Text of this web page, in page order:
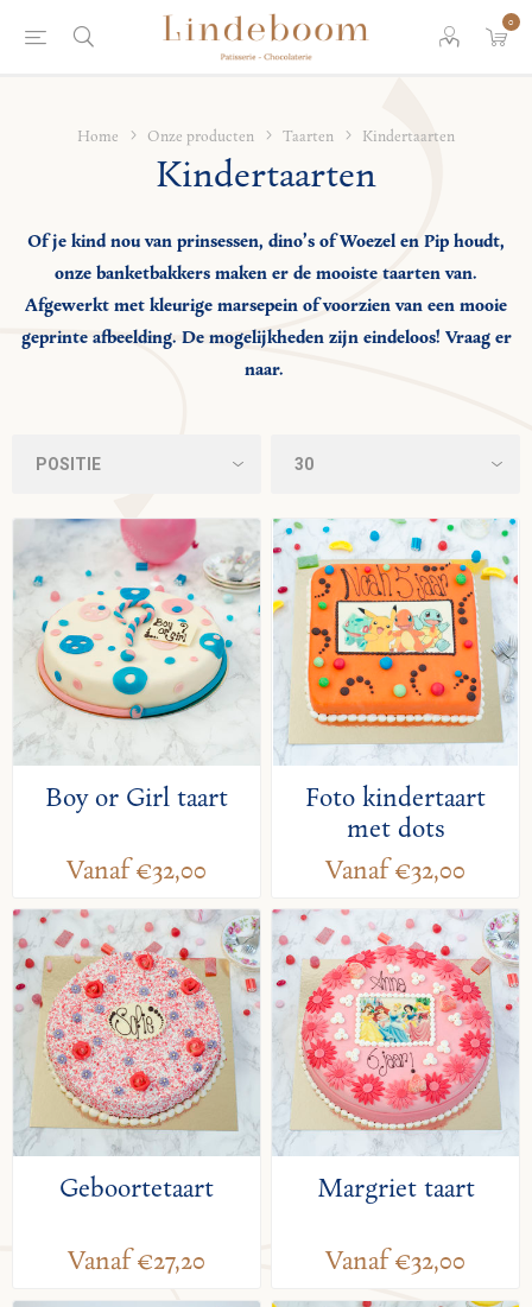
0
Home Onze producten Taarten Kindertaarten
Kindertaarten
Of je kind nou van prinsessen, dino’s of Woezel en Pip houdt,
onze banketbakkers maken er de mooiste taarten van.
Afgewerkt met kleurige marsepein of voorzien van een mooie
geprinte afbeelding. De mogelijkheden zijn eindeloos! Vraag er
naar.
Boy or Girl taart
Vanaf €32,00
Foto kindertaart
met dots
Vanaf €32,00
Geboortetaart
Vanaf €27,20
Margriet taart
Vanaf €32,00